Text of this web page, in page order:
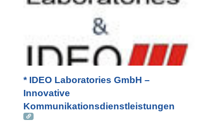
* IDEO Laboratories GmbH –
Innovative
Kommunikationsdienstleistungen